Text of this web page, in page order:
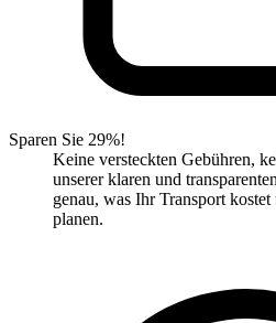
Sparen Sie 29%!
Keine versteckten Gebühren,
unserer klaren und
genau, was Ihr Transport
planen.